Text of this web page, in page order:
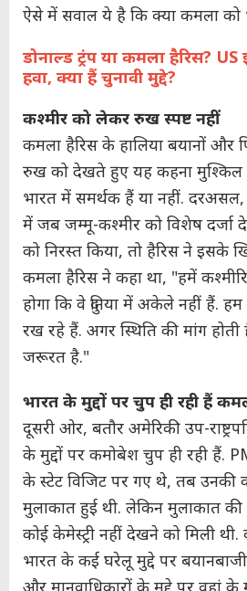
ऐसे में सवाल ये है कि क्या कमला को
डोनाल्ड ट्रंप या कमला हैरिस?
हवा, क्या हैं चुनावी मुद्दे?
कश्मीर को लेकर रुख स्पष्ट नहीं
कमला हैरिस के हालिया बयानों और
रुख को देखते हुए यह कहना मुश्किल
भारत में समर्थक हैं या नहीं.
में जब जम्मू-कश्मीर को विशेष दर्जा
को निरस्त किया, तो हैरिस ने इसके
कमला हैरिस ने कहा था, "हमें
होगा कि वे दुनिया में अकेले नहीं हैं.
रख रहे हैं. अगर स्थिति की मांग
जरूरत है."
भारत के मुद्दों पर चुप ही रही हैं
दूसरी ओर, बतौर अमेरिकी उप-
के मुद्दों पर कमोबेश चुप ही रही हैं.
के स्टेट विजिट पर गए थे, तब उनकी
मुलाकात हुई थी. लेकिन मुलाकात की
कोई केमेस्ट्री नहीं देखने को मिली थी.
भारत के कई घरेलू मुद्दे पर
और मानवाधिकारों के मुद्दे पर वहां के